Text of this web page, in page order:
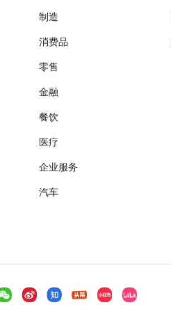
制造
消费品
零售
金融
餐饮
医疗
企业服务
汽车